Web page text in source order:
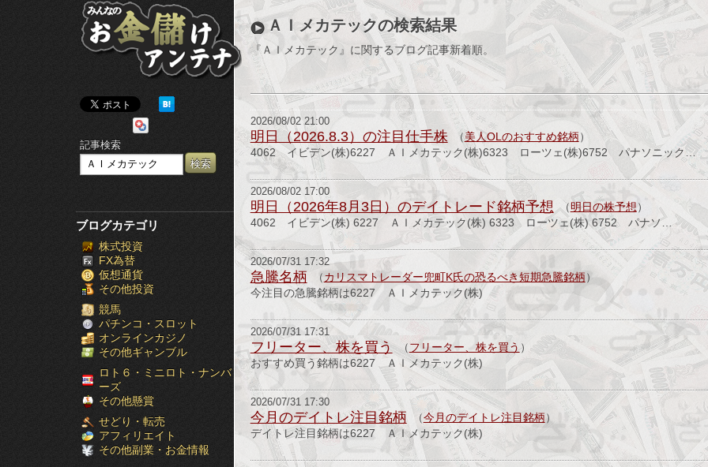
み
ん
な
の
お
金
儲
け
ア
ン
テ
ナ
［ブ
ロ
グ
記事検索
ブログカテゴリ
株式投資
FX為替
仮想通貨
その他投資
競馬
パチンコ・スロット
オンラインカジノ
その他ギャンブル
ロト６・ミニロト・ナンバ
ーズ
その他懸賞
せどり・転売
アフィリエイト
その他副業・お金情報
ＡＩメカテックの検索結果
『ＡＩメカテック』に関するブログ記事新着順。
2026/08/02 21:00
明日（2026.8.3）の注目仕手株 （美人OLのおすすめ銘柄）
4062 イビデン(株)6227 ＡＩメカテック(株)6323 ローツェ(株)6752 パナソニック…
2026/08/02 17:00
明日（2026年8月3日）のデイトレード銘柄予想 （明日の株予想）
4062 イビデン(株) 6227 ＡＩメカテック(株) 6323 ローツェ(株) 6752 パナソ…
2026/07/31 17:32
急騰名柄 （カリスマトレーダー兜町K氏の恐るべき短期急騰銘柄）
今注目の急騰銘柄は6227 ＡＩメカテック(株)
2026/07/31 17:31
フリーター、株を買う （フリーター、株を買う）
おすすめ買う銘柄は6227 ＡＩメカテック(株)
2026/07/31 17:30
今月のデイトレ注目銘柄 （今月のデイトレ注目銘柄）
デイトレ注目銘柄は6227 ＡＩメカテック(株)